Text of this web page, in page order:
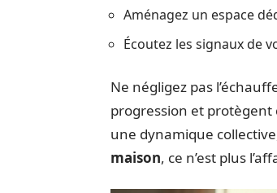
Aménagez un espace
Écoutez les signaux de
Ne négligez pas
progression et protègent
une dynamique
maison, ce n’est plus